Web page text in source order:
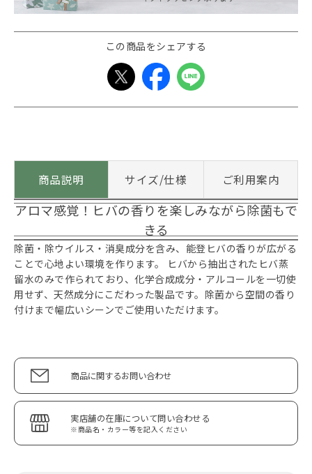
この商品をシェアする
商品説明 サイズ/仕様 ご利用案内
アロマ感覚！ヒバの香りを楽しみながら除菌もで
きる
除菌・除ウイルス・消臭成分を含み、能登ヒバの香りが広がる
ことで心地よい環境を作ります。 ヒバから抽出されたヒバ蒸
留水のみで作られており、化学合成成分・アルコールを一切使
用せず、天然成分にこだわった製品です。除菌から空間の香り
付けまで幅広いシーンでご使用いただけます。
商品に関するお問い合わせ
実店舗の在庫について問い合わせる
※商品名・カラー等を記入ください